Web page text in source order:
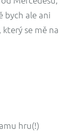
bych ale ani
se mě na
hru(!)